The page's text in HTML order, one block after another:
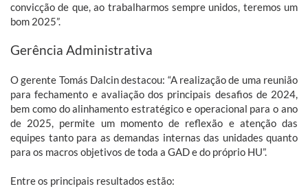
convicção de que, ao trabalharmos sempre unidos, teremos um
bom 2025”.
Gerência Administrativa
O gerente Tomás Dalcin destacou: “A realização de uma reunião
para fechamento e avaliação dos principais desafios de 2024,
bem como do alinhamento estratégico e operacional para o ano
de 2025, permite um momento de reflexão e atenção das
equipes tanto para as demandas internas das unidades quanto
para os macros objetivos de toda a GAD e do próprio HU”.
Entre os principais resultados estão: